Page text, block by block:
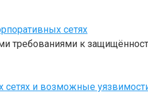
сетях
требованиями к
и возможные